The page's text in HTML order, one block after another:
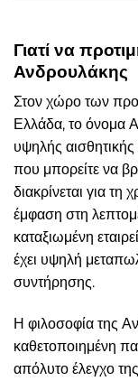
Γιατί να
Ανδρουλάκης
Στον χώρο των
Ελλάδα, το όνομα
υψηλής αισθητικής
που μπορείτε να
διακρίνεται για τη
έμφαση στη
καταξιωμένη
έχει υψηλή
συντήρησης.
Η φιλοσοφία της
καθετοποιημένη
απόλυτο έλεγχο